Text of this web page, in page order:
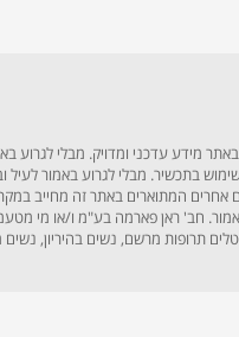
עדכני ומדויק. מבלי לגרוע
בתכשיר. מבלי לגרוע באמור
אחרים המתוארים באתר זה מחייב
חב' ראן פארמה בע"מ ו/או מי